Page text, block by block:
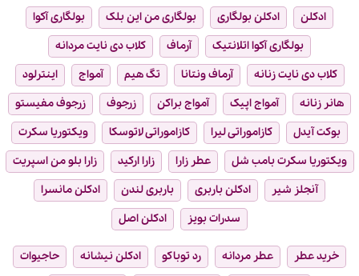
ادکلن ادکلن بولگاری بولگاری من این بلک
بولگاری آکوا
بولگاری آکوا اتلانتیک
آرماف
کلاب دی نایت مردانه
کلاب دی نایت زنانه
آرماف ونتانا تگ هیم آمواج
اینترلود
هانر زنانه
آمواج اپیک آمواج براکن زرجوف
زرجوف مفیستو
بوکت آیدل
کازاموراتی لیرا کازاموراتی لاتوسکا
ویکتوریا سکرت
ویکتوریا سکرت بامب شل
عطر زارا زارا ارکید
زارا بلو من اسپریت
آنجلز شیر
ادکلن باربری باربری لندن
ادکلن مانسرا
سدرات بویز
ادکلن اصل
خرید عطر عطر مردانه رد توباکو ادکلن نیشانه
حاجیوات